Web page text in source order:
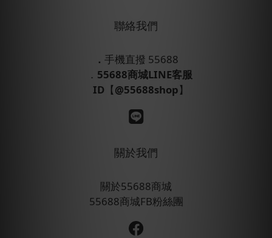
聯絡我們
． 手機直撥 55688
． 55688商城LINE客服
ID 【@55688shop】
關於我們
關於55688商城
55688商城FB粉絲團